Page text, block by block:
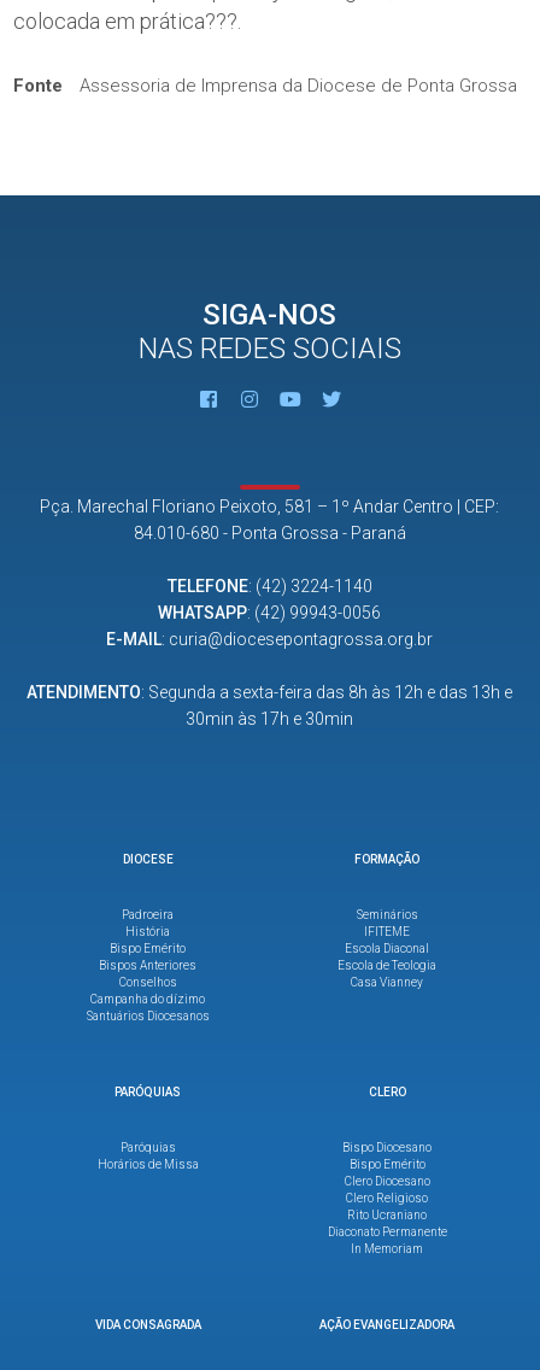
colocada em prática???.
Fonte Assessoria de Imprensa da Diocese de Ponta Grossa
SIGA-NOS
NAS REDES SOCIAIS
Pça. Marechal Floriano Peixoto, 581 – 1º Andar Centro | CEP:
84.010-680 - Ponta Grossa - Paraná
TELEFONE: (42) 3224-1140
WHATSAPP: (42) 99943-0056
E-MAIL: curia@diocesepontagrossa.org.br
ATENDIMENTO: Segunda a sexta-feira das 8h às 12h e das 13h e
30min às 17h e 30min
DIOCESE
Padroeira
História
Bispo Emérito
Bispos Anteriores
Conselhos
Campanha do dízimo
Santuários Diocesanos
FORMAÇÃO
Seminários
IFITEME
Escola Diaconal
Escola de Teologia
Casa Vianney
PARÓQUIAS
Paróquias
Horários de Missa
CLERO
Bispo Diocesano
Bispo Emérito
Clero Diocesano
Clero Religioso
Rito Ucraniano
Diaconato Permanente
In Memoriam
VIDA CONSAGRADA AÇÃO EVANGELIZADORA